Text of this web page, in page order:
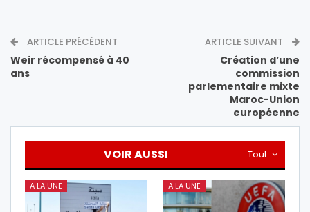
ARTICLE PRÉCÉDENT
Weir récompensé à 40
ans
ARTICLE SUIVANT
Création d’une
commission
parlementaire mixte
Maroc-Union
européenne
Tout
VOIR AUSSI
A LA UNE A LA UNE